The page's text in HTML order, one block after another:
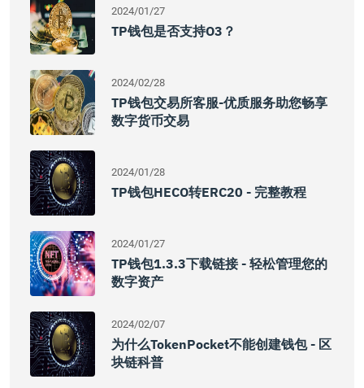
2024/01/27
TP钱包是否支持O3？
2024/02/28
TP钱包交易所客服-优质服务助您畅享
数字货币交易
2024/01/28
TP钱包HECO转ERC20 - 完整教程
2024/01/27
TP钱包1.3.3下载链接 - 轻松管理您的
数字资产
2024/02/07
为什么TokenPocket不能创建钱包 - 区
块链科普